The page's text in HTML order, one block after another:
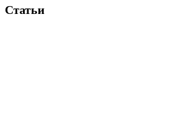
Статьи